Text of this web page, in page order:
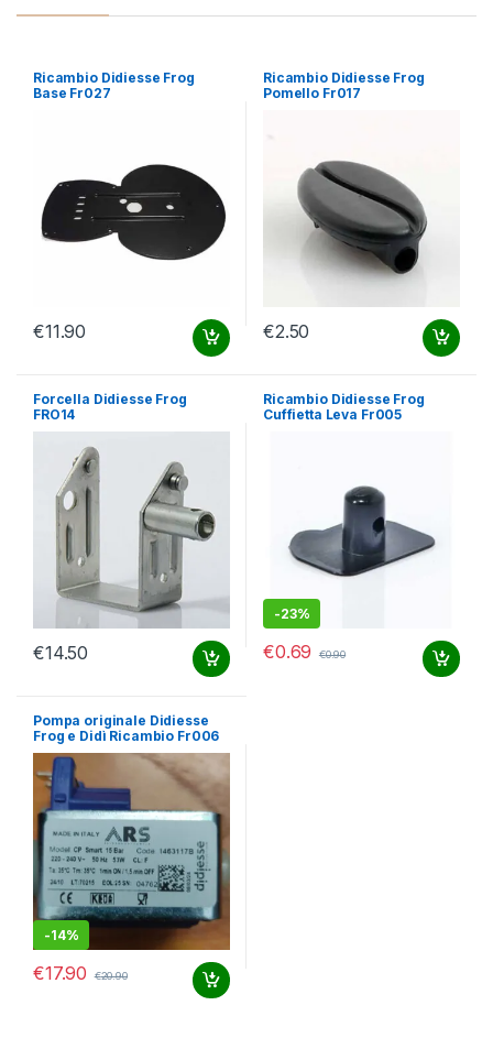
Ricambio Didiesse Frog
Base Fr027
€11.90
Ricambio Didiesse Frog
Pomello Fr017
€2.50
Forcella Didiesse Frog
FRO14
€14.50
Ricambio Didiesse Frog
Cuffietta Leva Fr005
-23%
€0.69 €0.90
Pompa originale Didiesse
Frog e Didì Ricambio Fr006
-14%
€17.90 €20.90